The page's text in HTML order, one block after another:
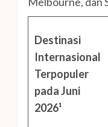
Destinasi
Internasional
Terpopuler
pada Juni
2026¹